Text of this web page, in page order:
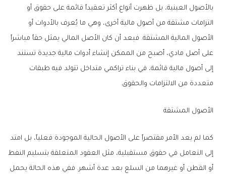
بالأصول العينية، بل ظهرت أنواع أكثر تعقيداً قائمة على حقوق أو
التزامات مشتقة من أصول مالية أخرى، وهي ما يُعرف بالأدوات أو
الأصول المالية المشتقة. فبعد أن كان الأصل المالي يمثل حقاً مباشراً
على أصل مادي، أصبح من الممكن إنشاء أدوات مالية جديدة تستند
إلى أصول مالية قائمة، في بناء تراكمي متداخل تتولد فيه طبقات
متعددة من الالتزامات والحقوق.
الأصول المشتقة
كما لم يعد الأمر مقتصراً على الأصول الحالية الموجودة فعلياً، بل امتد
إلى التعامل في حقوق مستقبلية، مثل العقود المتعلقة بتسليم النفط
أو القطن أو غيرهما من السلع بعد عدة أشهر. ففي هذه الحالة يحمل